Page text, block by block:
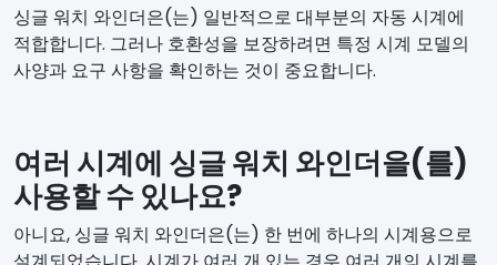
싱글 워치 와인더은(는) 일반적으로 대부분의 자동 시계에
적합합니다. 그러나 호환성을 보장하려면 특정 시계 모델의
사양과 요구 사항을 확인하는 것이 중요합니다.
여러 시계에 싱글 워치 와인더을(를)
사용할 수 있나요?
아니요, 싱글 워치 와인더은(는) 한 번에 하나의 시계용으로